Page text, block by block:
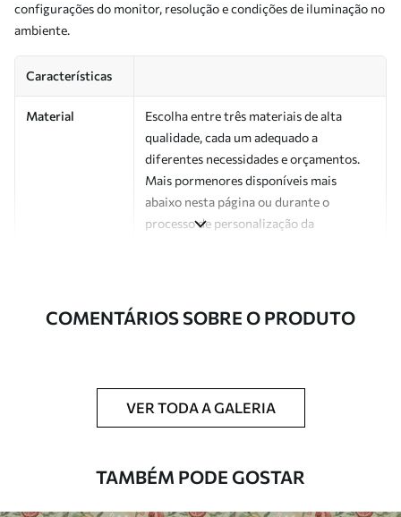
configurações do monitor, resolução e condições de iluminação no
ambiente.
Características
Material
Escolha entre três materiais de alta
qualidade, cada um adequado a
diferentes necessidades e orçamentos.
Mais pormenores disponíveis mais
abaixo nesta página ou durante o
processo de personalização da
Número do
a01185v1
Acabamento Semibrilhante.
Impresso sob encomenda e entregue em
adicionais
Disponível com revestimento de verniz
e/ou adesivo para papel de parede.
COMENTÁRIOS SOBRE O PRODUTO
VER TODA A GALERIA
TAMBÉM PODE GOSTAR